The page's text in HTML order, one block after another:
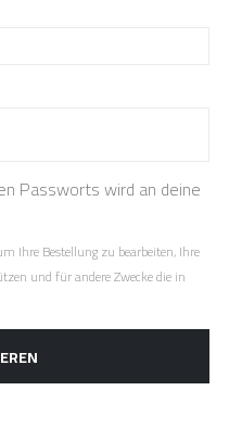
Passworts wird an deine
Ihre Bestellung zu bearbeiten, Ihre
und für andere Zwecke die in